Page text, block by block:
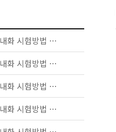
KS F 2257-4 - 건축 부재의 내화 시험방법 — 내력 수직 구획 부재의 성능 조건
KS F 2257-7 - 건축 부재의 내화 시험방법 — 기둥의 성능 조건
KS F 2257-8 - 건축 부재의 내화 시험방법 — 비내력 수직 구획 부재의 성능 조건
KS F 2257-9 - 건축 부재의 내화 시험방법 — 비내력 천장의 성능 조건